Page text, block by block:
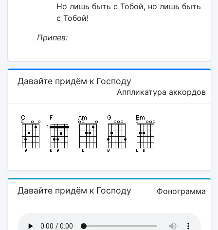
Но лишь быть с Тобой, но лишь быть
с Тобой!
Припев:
Давайте придём к Господу
Аппликатура аккордов
Давайте придём к Господу Фонограмма